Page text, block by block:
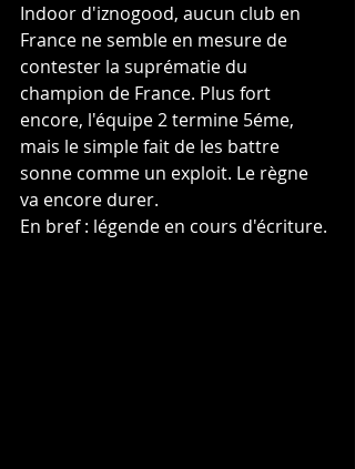
Indoor d'iznogood, aucun club en
France ne semble en mesure de
contester la suprématie du
champion de France. Plus fort
encore, l'équipe 2 termine 5éme,
mais le simple fait de les battre
sonne comme un exploit. Le règne
va encore durer.
En bref : légende en cours d'écriture.